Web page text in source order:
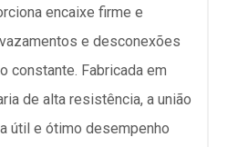
encaixe firme e
e desconexões
constante. Fabricada em
de alta resistência, a união
útil e ótimo desempenho